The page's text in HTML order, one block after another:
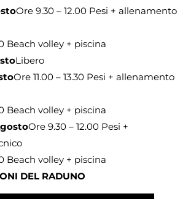
Ore 9.30 – 12.00 Pesi + allenamento
Beach volley + piscina
Libero
Ore 11.00 – 13.30 Pesi + allenamento
Beach volley + piscina
Ore 9.30 – 12.00 Pesi +
Beach volley + piscina
DEL RADUNO